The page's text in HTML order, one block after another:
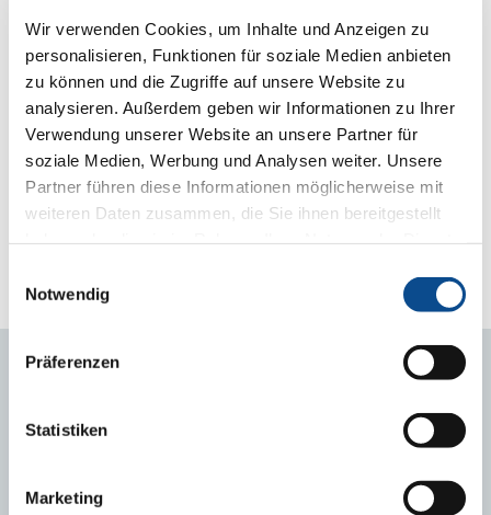
Wir verwenden Cookies, um Inhalte und Anzeigen zu
personalisieren, Funktionen für soziale Medien anbieten
zu können und die Zugriffe auf unsere Website zu
analysieren. Außerdem geben wir Informationen zu Ihrer
Verwendung unserer Website an unsere Partner für
soziale Medien, Werbung und Analysen weiter. Unsere
Partner führen diese Informationen möglicherweise mit
weiteren Daten zusammen, die Sie ihnen bereitgestellt
Notwendig
Präferenzen
Statistiken
Marketing
Trittschalldämmplatte
9
Feuchtigkeitsabdichtung
10 Fundamentplatte
11 Trennlage
12 Austrotherm XPS
TOP 30, Austrotherm
XPS TOP 50
13 Sauberkeitsschicht
14 Trennlage
15